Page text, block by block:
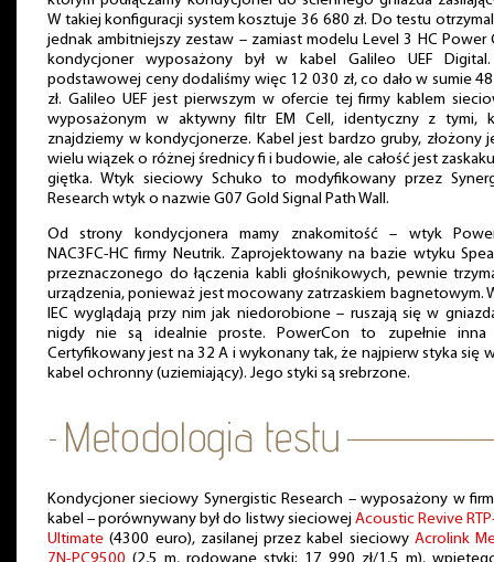
W takiej konfiguracji system kosztuje 36 680 zł. Do testu
jednak ambitniejszy zestaw – zamiast modelu Level 3 HC Power
kondycjoner wyposażony był w kabel Galileo UEF
podstawowej ceny dodaliśmy więc 12 030 zł, co dało w sumie
zł. Galileo UEF jest pierwszym w ofercie tej firmy kablem
wyposażonym w aktywny filtr EM Cell, identyczny z tymi,
znajdziemy w kondycjonerze. Kabel jest bardzo gruby, złożony
wielu wiązek o różnej średnicy fi i budowie, ale całość jest
giętka. Wtyk sieciowy Schuko to modyfikowany przez
Research wtyk o nazwie G07 Gold Signal Path Wall.
Od strony kondycjonera mamy znakomitość – wtyk
NAC3FC-HC firmy Neutrik. Zaprojektowany na bazie wtyku
przeznaczonego do łączenia kabli głośnikowych, pewnie
urządzenia, ponieważ jest mocowany zatrzaskiem bagnetowym.
IEC wyglądają przy nim jak niedorobione – ruszają się w
nigdy nie są idealnie proste. PowerCon to zupełnie inna
Certyfikowany jest na 32 A i wykonany tak, że najpierw styka się
kabel ochronny (uziemiający). Jego styki są srebrzone.
Kondycjoner sieciowy Synergistic Research – wyposażony w
kabel – porównywany był do listwy sieciowej Acoustic Revive
Ultimate (4300 euro), zasilanej przez kabel sieciowy Acrolink